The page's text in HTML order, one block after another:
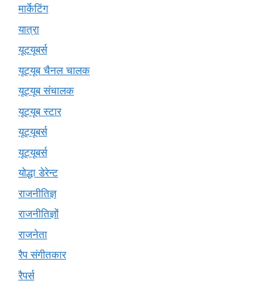
मार्केटिंग
यात्रा
यूटयूबर्स
यूट्यूब चैनल चालक
यूट्यूब संचालक
यूट्यूब स्टार
यूट्यूबर्स
यूट्‍यूबर्स
योद्धा डेरेन्ट
राजनीतिज्ञ
राजनीतिज्ञों
राजनेता
रैप संगीतकार
रैपर्स